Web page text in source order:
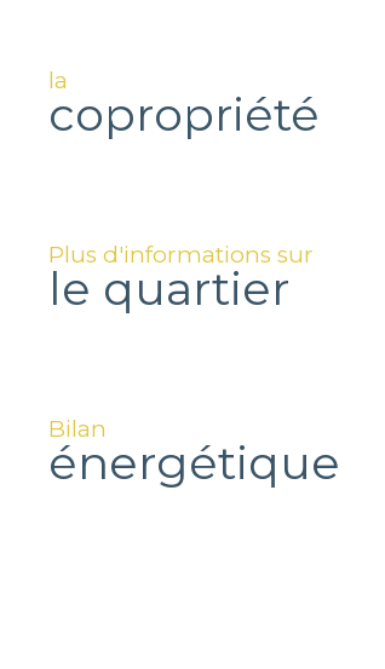
la
copropriété
Plus d'informations sur
le quartier
Bilan
énergétique